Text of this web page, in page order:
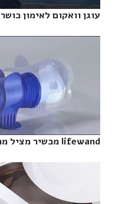
עוגן וואקום לאימון כושר TRX - גרבו‎
lifewand מכשיר מציל מחנק‎